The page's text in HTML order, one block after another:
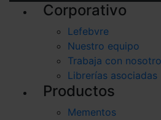
Corporativo
Lefebvre
Nuestro equipo
Trabaja con
Librerías asociadas
Productos
Mementos